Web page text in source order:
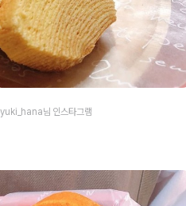
님 인스타그램